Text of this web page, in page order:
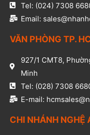
Tel: (024) 7308
Email:
VĂN PHÒNG TP.
927/1 CMT8,
Minh​
Tel: (028) 7308
E-mail:
CHI NHÁNH NGHỆ